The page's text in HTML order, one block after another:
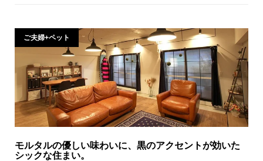
ご夫婦+ペット
モルタルの優しい味わいに、黒のアクセントが効いた
シックな住まい。